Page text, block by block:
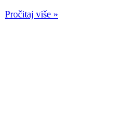
Pročitaj više »